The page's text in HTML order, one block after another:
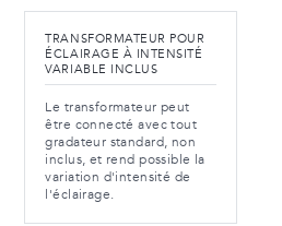
TRANSFORMATEUR POUR
ÉCLAIRAGE À INTENSITÉ
VARIABLE INCLUS
Le transformateur peut
être connecté avec tout
gradateur standard, non
inclus, et rend possible la
variation d'intensité de
l'éclairage.